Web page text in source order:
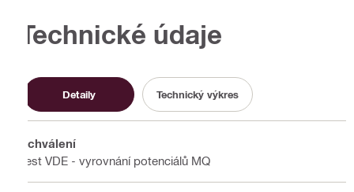
Technické údaje
Detaily Technický výkres
Schválení
Test VDE - vyrovnání potenciálů MQ